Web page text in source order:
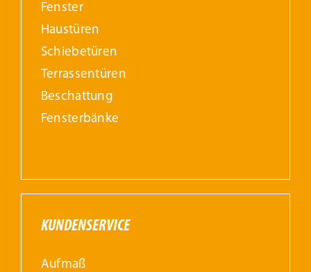
Fenster
Haustüren
Schiebetüren
Terrassentüren
Beschattung
Fensterbänke
KUNDENSERVICE
Aufmaß